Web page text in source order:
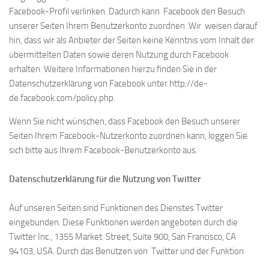
Facebook-Profil verlinken. Dadurch kann Facebook den Besuch
unserer Seiten Ihrem Benutzerkonto zuordnen. Wir weisen darauf
hin, dass wir als Anbieter der Seiten keine Kenntnis vom Inhalt der
übermittelten Daten sowie deren Nutzung durch Facebook
erhalten. Weitere Informationen hierzu finden Sie in der
Datenschutzerklärung von Facebook unter http://de-
de.facebook.com/policy.php.
Wenn Sie nicht wünschen, dass Facebook den Besuch unserer
Seiten Ihrem Facebook-Nutzerkonto zuordnen kann, loggen Sie
sich bitte aus Ihrem Facebook-Benutzerkonto aus.
Datenschutzerklärung für die Nutzung von Twitter
Auf unseren Seiten sind Funktionen des Dienstes Twitter
eingebunden. Diese Funktionen werden angeboten durch die
Twitter Inc., 1355 Market Street, Suite 900, San Francisco, CA
94103, USA. Durch das Benutzen von Twitter und der Funktion